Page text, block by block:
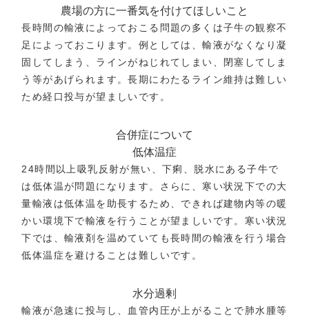
農場の方に一番気を付けてほしいこと
長時間の輸液によっておこる問題の多くは子牛の観察不
足によっておこります。例としては、輸液がなくなり凝
固してしまう、ラインがねじれてしまい、閉塞してしま
う等があげられます。長期にわたるライン維持は難しい
ため経口投与が望ましいです。
合併症について
低体温症
24時間以上吸乳反射が無い、下痢、脱水にある子牛で
は低体温が問題になります。さらに、寒い状況下での大
量輸液は低体温を助長するため、できれば建物内等の暖
かい環境下で輸液を行うことが望ましいです。寒い状況
下では、輸液剤を温めていても長時間の輸液を行う場合
低体温症を避けることは難しいです。
水分過剰
輸液が急速に投与し、血管内圧が上がることで肺水腫等